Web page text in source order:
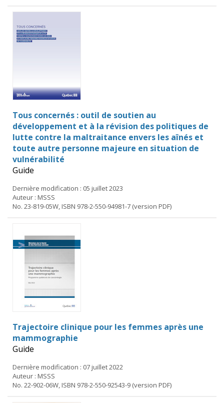
Tous concernés : outil de soutien au
développement et à la révision des politiques de
lutte contre la maltraitance envers les aînés et
toute autre personne majeure en situation de
vulnérabilité
Guide
Dernière modification : 05 juillet 2023
Auteur : MSSS
No. 23-819-05W, ISBN 978-2-550-94981-7 (version PDF)
Trajectoire clinique pour les femmes après une
mammographie
Guide
Dernière modification : 07 juillet 2022
Auteur : MSSS
No. 22-902-06W, ISBN 978-2-550-92543-9 (version PDF)